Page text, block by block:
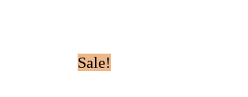
Sale!